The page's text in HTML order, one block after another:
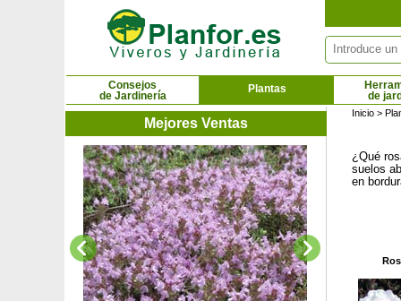
Consejos
de Jardinería
Plantas
de
Mejores Ventas
Uva
Inicio >
¿Qué
suelos
en
Panel de gestión de cookies